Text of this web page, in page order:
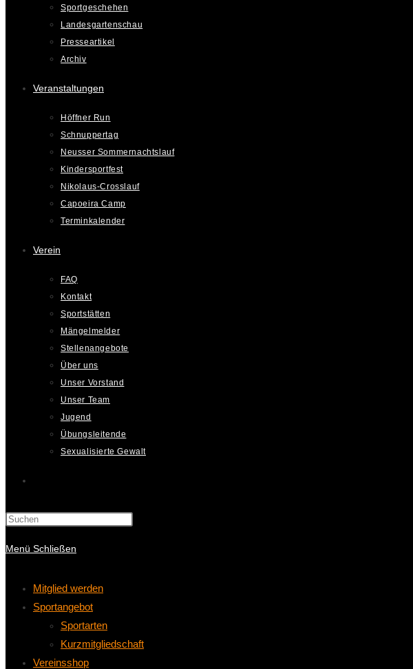
Sportgeschehen
Landesgartenschau
Presseartikel
Archiv
Veranstaltungen
Höffner Run
Schnuppertag
Neusser Sommernachtslauf
Kindersportfest
Nikolaus-Crosslauf
Capoeira Camp
Terminkalender
Verein
FAQ
Kontakt
Sportstätten
Mängelmelder
Stellenangebote
Über uns
Unser Vorstand
Unser Team
Jugend
Übungsleitende
Sexualisierte Gewalt
Suche
Menü Schließen
Mitglied werden
Sportangebot
Sportarten
Kurzmitgliedschaft
Vereinsshop